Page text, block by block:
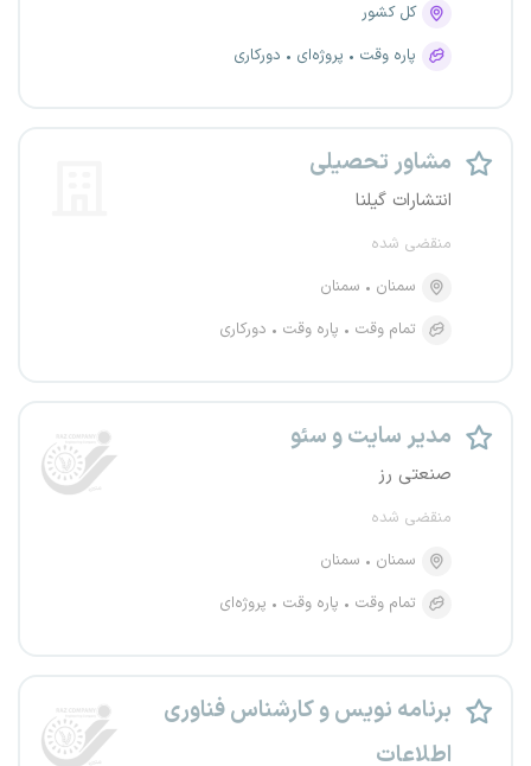
کل کشور
پاره وقت
پروژه‌ای دورکاری
مشاور تحصیلی
انتشارات گیلنا
منقضی شده
سمنان
سمنان
تمام وقت
پاره وقت دورکاری
مدیر سایت و سئو
صنعتی رز
منقضی شده
سمنان
سمنان
تمام وقت
پاره وقت پروژه‌ای
برنامه نویس و کارشناس فناوری
اطلاعات